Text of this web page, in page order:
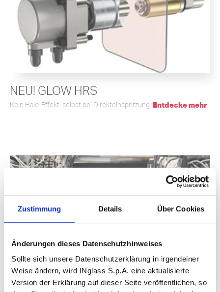
Zustimmung Details Über Cookies
Änderungen dieses Datenschutzhinweises
Sollte sich unsere Datenschutzerklärung in irgendeiner
Weise ändern, wird INglass S.p.A. eine aktualisierte
Version der Erklärung auf dieser Seite veröffentlichen, so
NEU! GLOW HRS
Kein Halo-Effekt, selbst bei Direkteinspritzung. Entdecke mehr